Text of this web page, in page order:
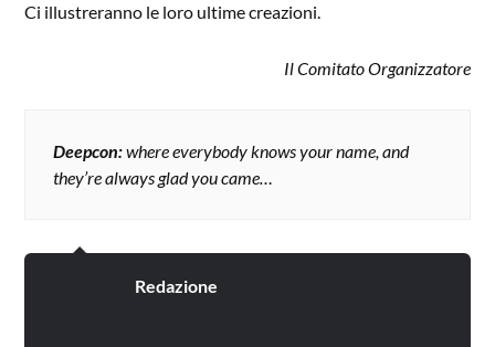
Ci illustreranno le loro ultime creazioni.
Il Comitato Organizzatore
Deepcon:where everybody knows your name, and
they’re always glad you came…
Redazione